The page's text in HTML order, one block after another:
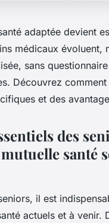
adaptée devient
médicaux évoluent,
sans
Découvrez
et des
des
santé
il est
actuels et à venir.